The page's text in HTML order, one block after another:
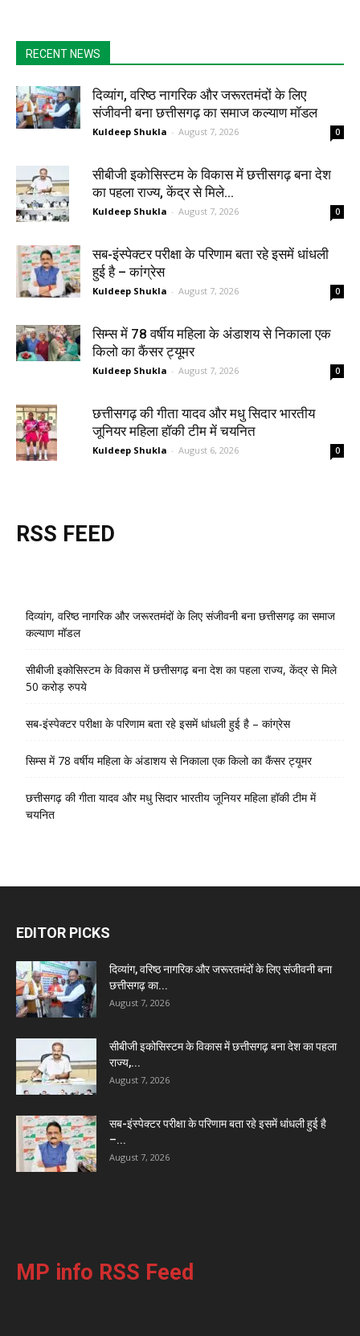
RECENT NEWS
दिव्यांग, वरिष्ठ नागरिक और जरूरतमंदों के लिए
संजीवनी बना छत्तीसगढ़ का समाज कल्याण मॉडल
Kuldeep Shukla - August 7, 2026 0
सीबीजी इकोसिस्टम के विकास में छत्तीसगढ़ बना देश
का पहला राज्य, केंद्र से मिले...
Kuldeep Shukla - August 7, 2026 0
सब-इंस्पेक्टर परीक्षा के परिणाम बता रहे इसमें धांधली
हुई है – कांग्रेस
Kuldeep Shukla - August 7, 2026 0
सिम्स में 78 वर्षीय महिला के अंडाशय से निकाला एक
किलो का कैंसर ट्यूमर
Kuldeep Shukla - August 7, 2026 0
छत्तीसगढ़ की गीता यादव और मधु सिदार भारतीय
जूनियर महिला हॉकी टीम में चयनित
Kuldeep Shukla - August 6, 2026 0
RSS FEED
दिव्यांग, वरिष्ठ नागरिक और जरूरतमंदों के लिए संजीवनी बना छत्तीसगढ़ का समाज
कल्याण मॉडल
सीबीजी इकोसिस्टम के विकास में छत्तीसगढ़ बना देश का पहला राज्य, केंद्र से मिले
50 करोड़ रुपये
सब-इंस्पेक्टर परीक्षा के परिणाम बता रहे इसमें धांधली हुई है – कांग्रेस
सिम्स में 78 वर्षीय महिला के अंडाशय से निकाला एक किलो का कैंसर ट्यूमर
छत्तीसगढ़ की गीता यादव और मधु सिदार भारतीय जूनियर महिला हॉकी टीम में
चयनित
EDITOR PICKS
दिव्यांग, वरिष्ठ नागरिक और जरूरतमंदों के लिए संजीवनी बना
छत्तीसगढ़ का...
August 7, 2026
सीबीजी इकोसिस्टम के विकास में छत्तीसगढ़ बना देश का पहला
राज्य,...
August 7, 2026
सब-इंस्पेक्टर परीक्षा के परिणाम बता रहे इसमें धांधली हुई है
–...
August 7, 2026
MP info RSS Feed